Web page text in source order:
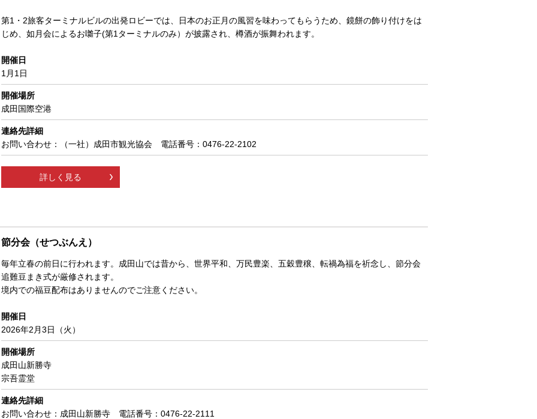
第1・2旅客ターミナルビルの出発ロビーでは、日本のお正月の風習を味わってもらうため、鏡餅の飾り付けをは
じめ、如月会によるお囃子(第1ターミナルのみ）が披露され、樽酒が振舞われます。
開催日
1月1日
開催場所
成田国際空港
連絡先詳細
お問い合わせ：（一社）成田市観光協会 電話番号：0476-22-2102
詳しく見る
節分会（せつぶんえ）
毎年立春の前日に行われます。成田山では昔から、世界平和、万民豊楽、五穀豊穣、転禍為福を祈念し、節分会
追難豆まき式が厳修されます。
境内での福豆配布はありませんのでご注意ください。
開催日
2026年2月3日（火）
開催場所
成田山新勝寺
宗吾霊堂
連絡先詳細
お問い合わせ：成田山新勝寺 電話番号：0476-22-2111